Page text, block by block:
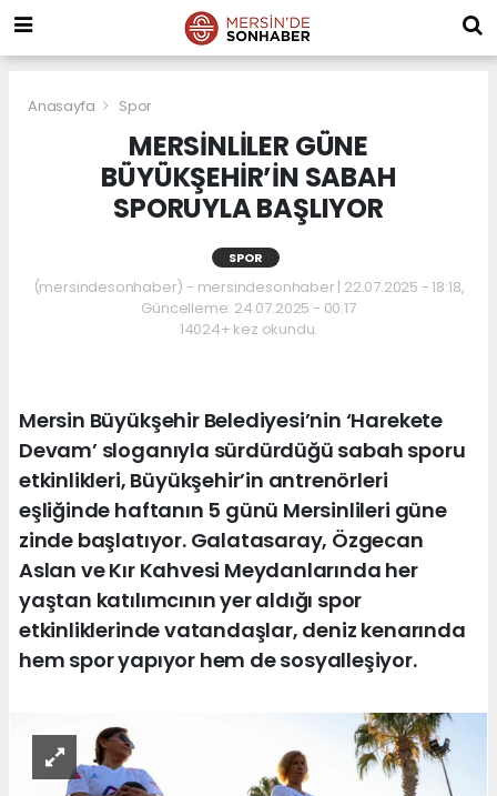
Anasayfa Spor
MERSİNLİLER GÜNE
BÜYÜKŞEHİR’İN SABAH
SPORUYLA BAŞLIYOR
SPOR
(mersindesonhaber) - mersindesonhaber | 22.07.2025 - 18:18,
Güncelleme: 24.07.2025 - 00:17
14024+ kez okundu.
Mersin Büyükşehir Belediyesi’nin ‘Harekete
Devam’ sloganıyla sürdürdüğü sabah sporu
etkinlikleri, Büyükşehir’in antrenörleri
eşliğinde haftanın 5 günü Mersinlileri güne
zinde başlatıyor. Galatasaray, Özgecan
Aslan ve Kır Kahvesi Meydanlarında her
yaştan katılımcının yer aldığı spor
etkinliklerinde vatandaşlar, deniz kenarında
hem spor yapıyor hem de sosyalleşiyor.